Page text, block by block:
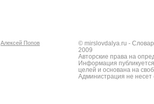
Алексей Попов
© mirslovdalya.ru -
2009
Авторские права на
Информация
целей и основана на
Администрация не несет